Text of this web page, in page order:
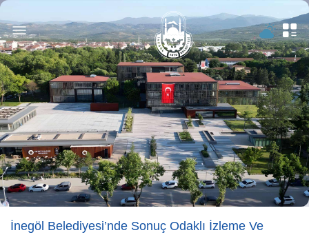
İnegöl Belediyesi’nde Sonuç Odaklı İzleme Ve